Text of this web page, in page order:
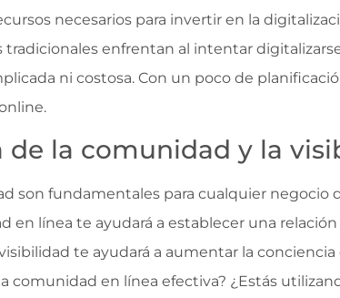
necesarios para invertir en la
enfrentan al intentar
ni costosa. Con un poco de
de la comunidad y la
son fundamentales para cualquier negocio
en línea te ayudará a establecer una
te ayudará a aumentar la
comunidad en línea efectiva? ¿Estás